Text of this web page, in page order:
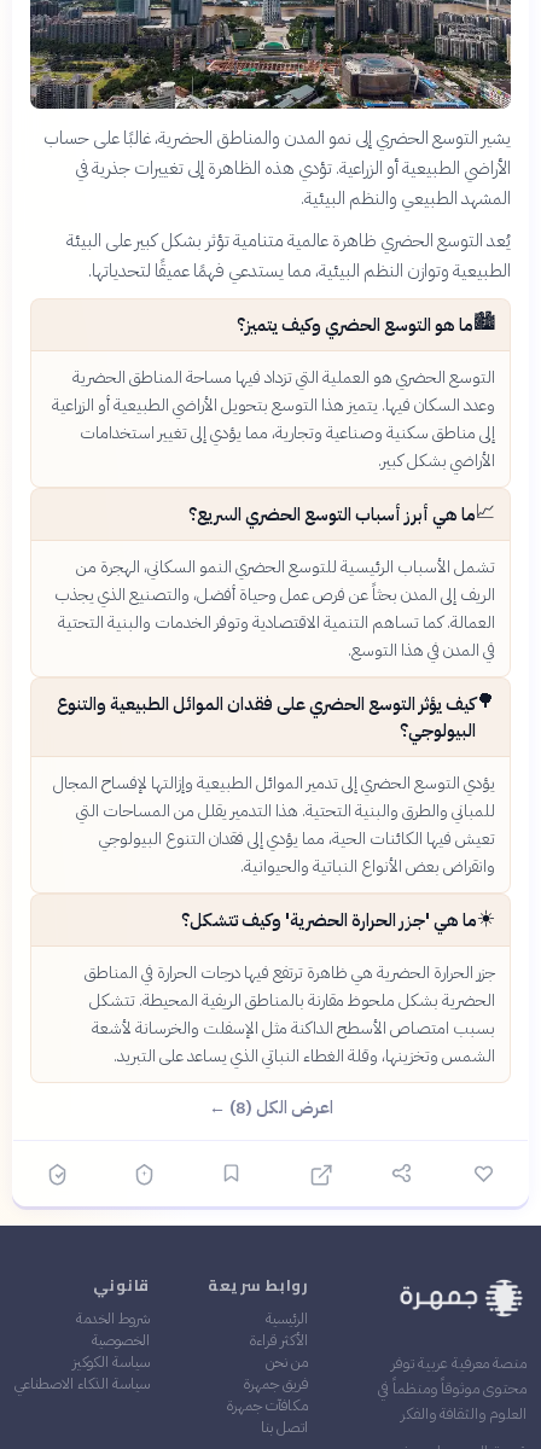
يشير التوسع الحضري إلى نمو المدن والمناطق الحضرية، غالبًا على حساب
الأراضي الطبيعية أو الزراعية. تؤدي هذه الظاهرة إلى تغييرات جذرية في
المشهد الطبيعي والنظم البيئية.
يُعد التوسع الحضري ظاهرة عالمية متنامية تؤثر بشكل كبير على البيئة
الطبيعية وتوازن النظم البيئية، مما يستدعي فهمًا عميقًا لتحدياتها.
🏙️ما هو التوسع الحضري وكيف يتميز؟
التوسع الحضري هو العملية التي تزداد فيها مساحة المناطق الحضرية
وعدد السكان فيها. يتميز هذا التوسع بتحويل الأراضي الطبيعية أو الزراعية
إلى مناطق سكنية وصناعية وتجارية، مما يؤدي إلى تغيير استخدامات
الأراضي بشكل كبير.
📈ما هي أبرز أسباب التوسع الحضري السريع؟
تشمل الأسباب الرئيسية للتوسع الحضري النمو السكاني، الهجرة من
الريف إلى المدن بحثاً عن فرص عمل وحياة أفضل، والتصنيع الذي يجذب
العمالة. كما تساهم التنمية الاقتصادية وتوفر الخدمات والبنية التحتية
في المدن في هذا التوسع.
🌳كيف يؤثر التوسع الحضري على فقدان الموائل الطبيعية والتنوع
البيولوجي؟
يؤدي التوسع الحضري إلى تدمير الموائل الطبيعية وإزالتها لإفساح المجال
للمباني والطرق والبنية التحتية. هذا التدمير يقلل من المساحات التي
تعيش فيها الكائنات الحية، مما يؤدي إلى فقدان التنوع البيولوجي
وانقراض بعض الأنواع النباتية والحيوانية.
☀️ما هي 'جزر الحرارة الحضرية' وكيف تتشكل؟
جزر الحرارة الحضرية هي ظاهرة ترتفع فيها درجات الحرارة في المناطق
الحضرية بشكل ملحوظ مقارنة بالمناطق الريفية المحيطة. تتشكل
بسبب امتصاص الأسطح الداكنة مثل الإسفلت والخرسانة لأشعة
الشمس وتخزينها، وقلة الغطاء النباتي الذي يساعد على التبريد.
اعرض الكل (8) ←
منصة معرفية عربية توفر
محتوى موثوقاً ومنظماً في
العلوم والثقافة والفكر
روابط سريعة
الرئيسية
الأكثر قراءة
من نحن
فريق جمهرة
مكافآت جمهرة
اتصل بنا
قانوني
شروط الخدمة
الخصوصية
سياسة الكوكيز
سياسة الذكاء الاصطناعي